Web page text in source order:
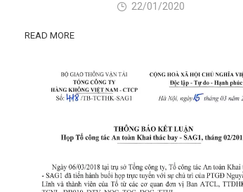
22/01/2020
READ MORE